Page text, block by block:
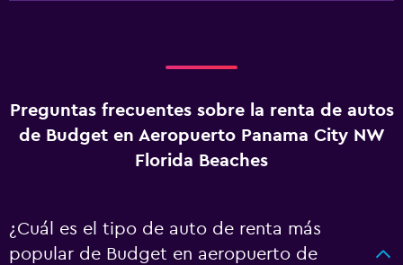
Preguntas frecuentes sobre la renta de autos
de Budget en Aeropuerto Panama City NW
Florida Beaches
¿Cuál es el tipo de auto de renta más
popular de Budget en aeropuerto de